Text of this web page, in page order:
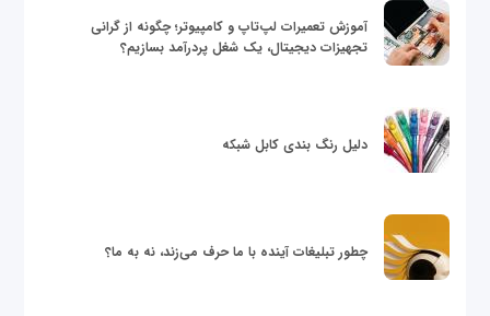
آموزش تعمیرات لپ‌تاپ و کامپیوتر؛ چگونه از گرانی
تجهیزات دیجیتال، یک شغل پردرآمد بسازیم؟
دلیل رنگ بندی کابل شبکه
چطور تبلیغات آینده با ما حرف می‌زند، نه به ما؟